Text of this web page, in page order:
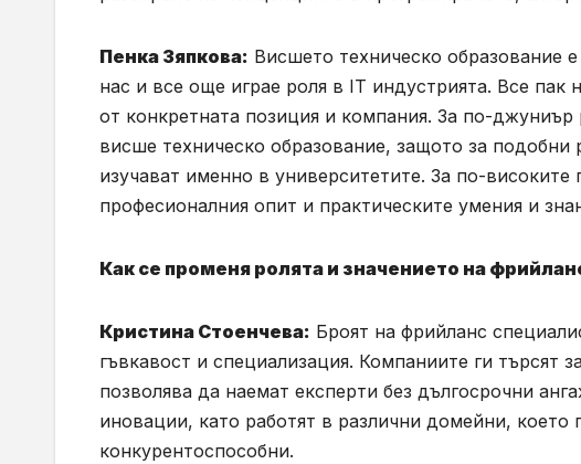
Пенка Зяпкова: Висшето техническо образование
нас и все още играе роля в IT индустрията. Все
от конкретната позиция и компания. За по-
висше техническо образование, защото за подобни
изучават именно в университетите. За по-
професионалния опит и практическите умения и
Как се променя ролята и значението на
Кристина Стоенчева: Броят на фрийланс
гъвкавост и специализация. Компаниите ги търсят
позволява да наемат експерти без дългосрочни
иновации, като работят в различни домейни,
конкурентоспособни.